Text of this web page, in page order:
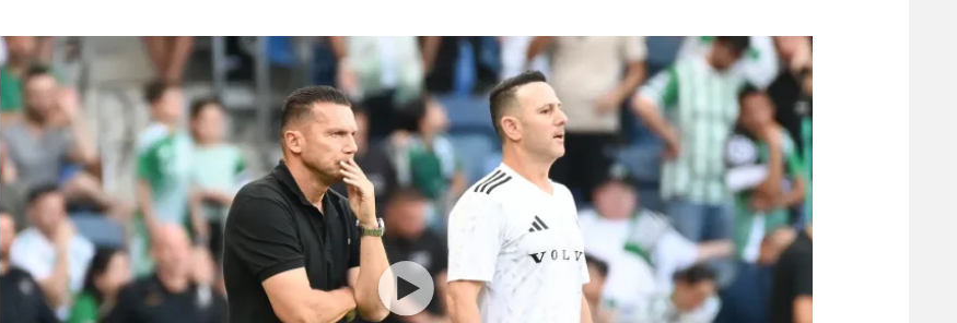
תקנון משתתפים וזוכים בפרסים
תקנון עבור פעילות אלקטרה
תקנון עבור פעילות ספורט 1 – "מרלן"
גיימינג E-Sports
תנאי שימוש
מדיניות פרטיות
הפועל תל אביב
הפועל חיפה
הפועל באר שבע
מכבי נתניה
בני יהודה
ליגה סינית
ליגה ברזילאית
ליגות נוספות